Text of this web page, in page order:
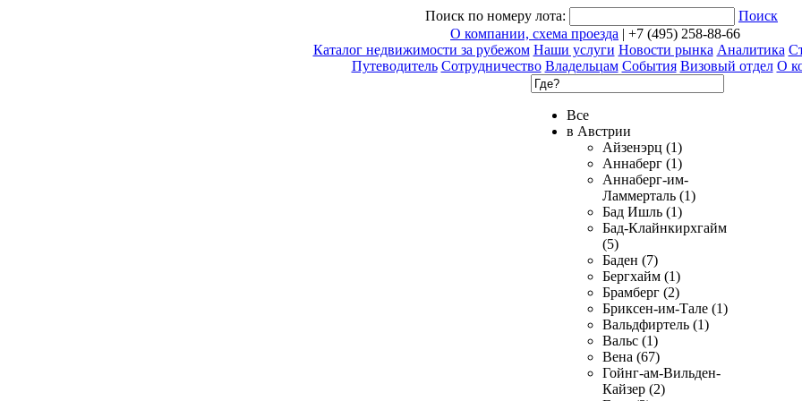
Поиск по номеру лота:
Поиск
О компании, схема проезда | +7 (495) 258-88-66
Каталог недвижимости за рубежом Наши услуги Новости рынка Аналитика
Путеводитель Сотрудничество Владельцам События Визовый отдел О
Все
в Австрии
Айзенэрц (1)
Аннаберг (1)
Аннаберг-им-
Ламмерталь (1)
Бад Ишль (1)
Бад-Клайнкирхгайм
(5)
Баден (7)
Бергхайм (1)
Брамберг (2)
Бриксен-им-Тале (1)
Вальдфиртель (1)
Вальс (1)
Вена (67)
Гойнг-ам-Вильден-
Кайзер (2)